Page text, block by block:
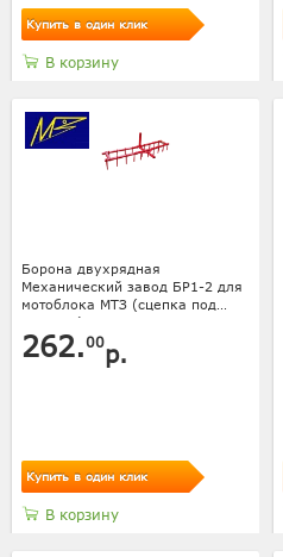
Купить в один клик
В корзину
Борона двухрядная
Механический завод БР1-2 для
мотоблока МТЗ (сцепка под
квадрат)
262.00р.
Купить в один клик
В корзину